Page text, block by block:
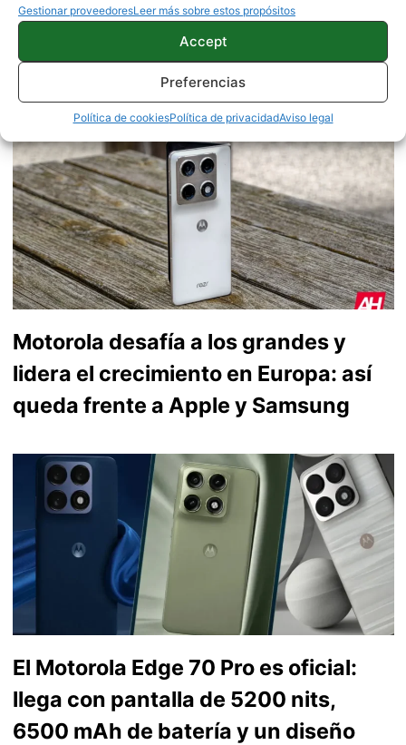
Gestionar proveedoresLeer más sobre estos propósitos
Accept
Preferencias
Política de cookiesPolítica de privacidadAviso legal
279 artículos publicados en ProAndroid desde 2020.
Fundador de ProAndroid | Responsable del Canal de
YouTube y coordinador de la web. Amante de la tecnología,
comparto mi pasión por la telefonía y Android en YouTube
desde 2012. Geek a tiempo completo! Síguelo en
Linkedin.
Motorola desafía a los grandes y
lidera el crecimiento en Europa: así
queda frente a Apple y Samsung
El Motorola Edge 70 Pro es oficial:
llega con pantalla de 5200 nits,
6500 mAh de batería y un diseño